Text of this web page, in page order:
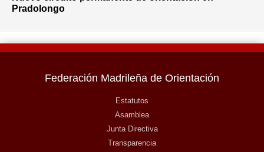
Pradolongo
Federación Madrileña de Orientación
Estatutos
Asamblea
Junta Directiva
Transparencia